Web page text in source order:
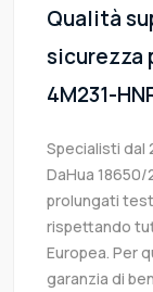
Qualità
sicurezza
4M231-
Specialisti dal
DaHua
prolungati
rispettando
Europea. Per
garanzia di